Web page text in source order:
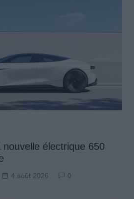
nouvelle électrique 650
4 août 2026 0